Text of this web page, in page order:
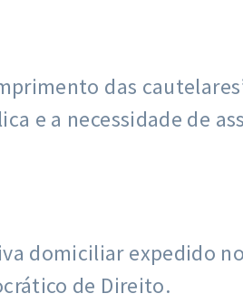
das
e a necessidade de
domiciliar expedido
de Direito.